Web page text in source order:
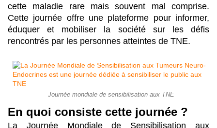
cette maladie rare mais souvent mal comprise.
Cette journée offre une plateforme pour informer,
éduquer et mobiliser la société sur les défis
rencontrés par les personnes atteintes de TNE.
Journée mondiale de sensibilisation aux TNE
En quoi consiste cette journée ?
La Journée Mondiale de Sensibilisation aux